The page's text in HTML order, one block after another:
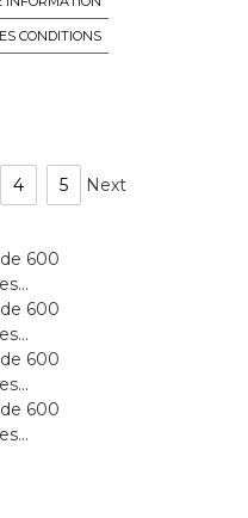
CONDITIONS
4 5 Next